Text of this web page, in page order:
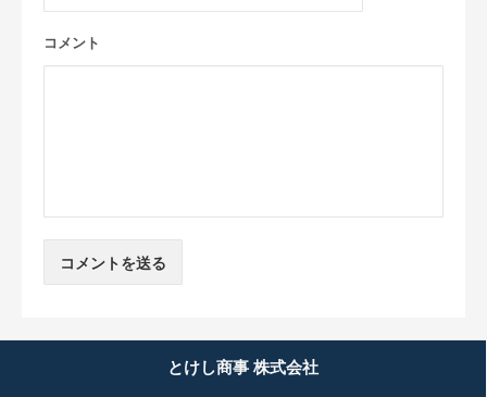
コメント
とけし商事 株式会社